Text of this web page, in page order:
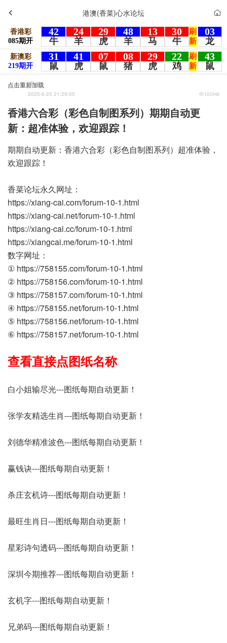
港澳(香菜)心水论坛
点击重新加载
香菜
2025-6-25 21:29:05 105948
香港六合彩（彩色自制图系列）期期自动更
新：超准体验，欢迎跟踪！
期期自动更新：香港六合彩（彩色自制图系列）超准体验，
欢迎跟踪！
香菜论坛永久网址：
https://xiang-cai.com/forum-10-1.html
https://xiang-cai.net/forum-10-1.html
https://xiang-cai.cc/forum-10-1.html
https://xiangcai.me/forum-10-1.html
数字网址：
① https://758155.com/forum-10-1.html
② https://758156.com/forum-10-1.html
③ https://758157.com/forum-10-1.html
④ https://758155.net/forum-10-1.html
⑤ https://758156.net/forum-10-1.html
⑥ https://758157.net/forum-10-1.html
查看直接点图纸名称
白小姐输尽光---图纸每期自动更新！
张学友精选生肖---图纸每期自动更新！
刘德华精准波色---图纸每期自动更新！
赢钱诀---图纸每期自动更新！
杀庄玄机诗---图纸每期自动更新！
最旺生肖日---图纸每期自动更新！
星彩诗句透码---图纸每期自动更新！
深圳今期推荐---图纸每期自动更新！
玄机字---图纸每期自动更新！
兄弟码---图纸每期自动更新！